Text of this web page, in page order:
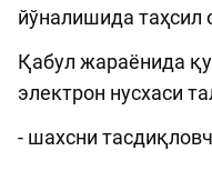
йўналишида таҳсил
Қабул жараёнида
электрон нусхаси
- шахсни